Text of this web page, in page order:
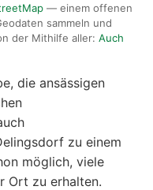
— einem offenen
sammeln und
der Mithilfe aller: Auch
die ansässigen
zu einem
möglich, viele
Ort zu erhalten.